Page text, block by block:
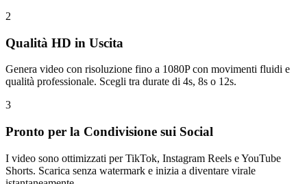
2
Qualità HD in Uscita
Genera video con risoluzione fino a 1080P con movimenti fluidi e
qualità professionale. Scegli tra durate di 4s, 8s o 12s.
3
Pronto per la Condivisione sui Social
I video sono ottimizzati per TikTok, Instagram Reels e YouTube
Shorts. Scarica senza watermark e inizia a diventare virale